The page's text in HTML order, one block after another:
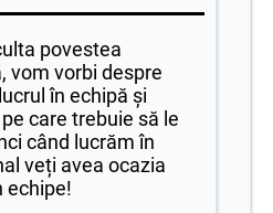
povestea
vom vorbi despre
în echipă și
care trebuie să le
când lucrăm în
veți avea ocazia
echipe!